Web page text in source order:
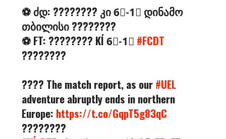
⚽️ ძდ: ???????? კი 6⃣-1⃣ დინამო
თბილისი ????????
⚽️ FT: ???????? KÍ 6⃣-1⃣ #FCDT
????????
???? The match report, as our#UEL
adventure abruptly ends in northern
Europe: https://t.co/GqpT5g83qC
????????